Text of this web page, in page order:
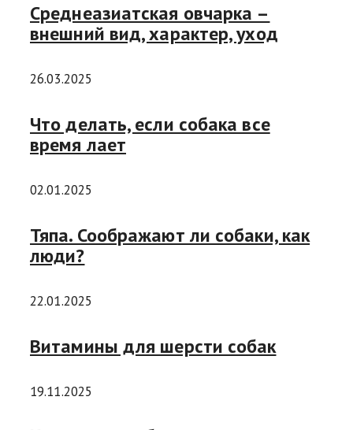
Среднеазиатская овчарка –
внешний вид, характер, уход
26.03.2025
Что делать, если собака все
время лает
02.01.2025
Тяпа. Соображают ли собаки, как
люди?
22.01.2025
Витамины для шерсти собак
19.11.2025